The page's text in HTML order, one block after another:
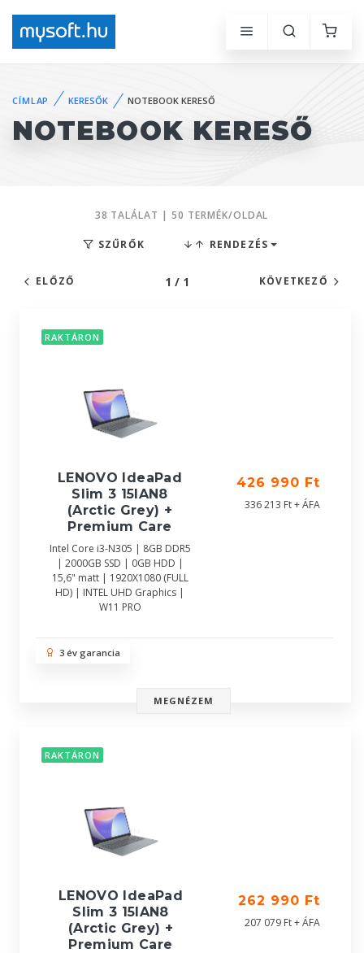
CÍMLAP KERESŐK NOTEBOOK KERESŐ
NOTEBOOK KERESŐ
38 TALÁLAT | 50 TERMÉK/OLDAL
SZŰRŐK RENDEZÉS
ELŐZŐ 1 / 1 KÖVETKEZŐ
RAKTÁRON
LENOVO IdeaPad
Slim 3 15IAN8
(Arctic Grey) +
Premium Care
Intel Core i3-N305 | 8GB DDR5
| 2000GB SSD | 0GB HDD |
15,6" matt | 1920X1080 (FULL
HD) | INTEL UHD Graphics |
W11 PRO
426 990 Ft
336 213 Ft + ÁFA
3 év garancia
MEGNÉZEM
RAKTÁRON
LENOVO IdeaPad
Slim 3 15IAN8
(Arctic Grey) +
Premium Care
262 990 Ft
207 079 Ft + ÁFA